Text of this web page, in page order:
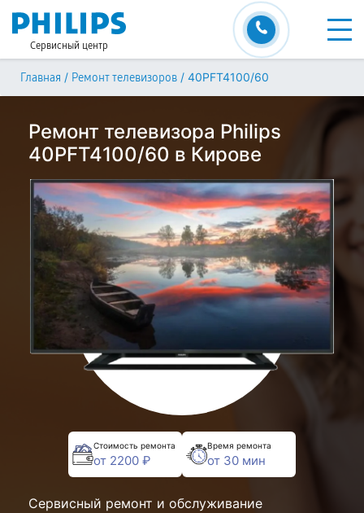
Сервисный центр
Главная / Ремонт телевизоров / 40PFT4100/60
Ремонт телевизора Philips
40PFT4100/60 в Кирове
Стоимость ремонта
от 2200 ₽
Время ремонта
от 30 мин
Сервисный ремонт и обслуживание